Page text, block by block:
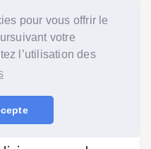
pour vous offrir le
votre
l’utilisation des
Generali sono
possono essere
in qualsiasi
applicabili sono
e condizioni non si